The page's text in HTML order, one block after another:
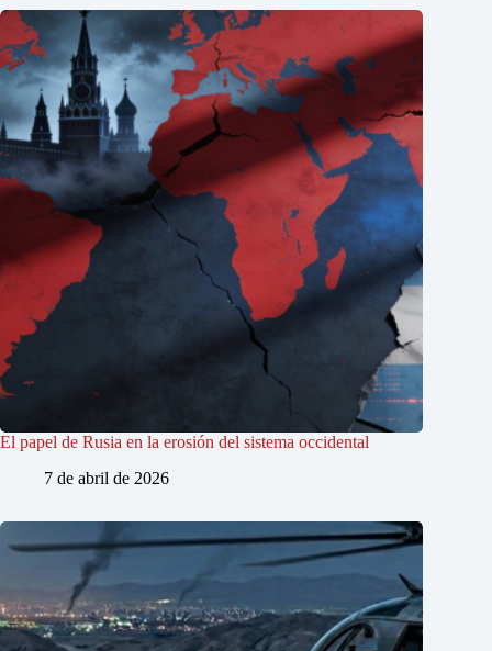
El papel de Rusia en la erosión del sistema occidental
7 de abril de 2026